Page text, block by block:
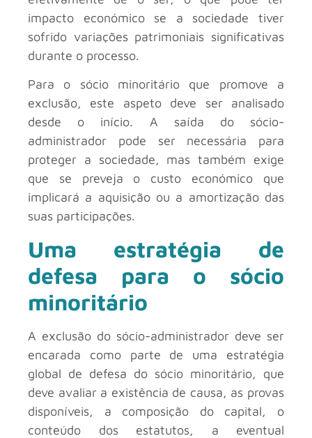
impacto económico se a sociedade tiver
sofrido variações patrimoniais significativas
durante o processo.
Para o sócio minoritário que promove a
exclusão, este aspeto deve ser analisado
desde o início. A saída do sócio-
administrador pode ser necessária para
proteger a sociedade, mas também exige
que se preveja o custo económico que
implicará a aquisição ou a amortização das
suas participações.
Uma estratégia de
defesa para o sócio
minoritário
A exclusão do sócio-administrador deve ser
encarada como parte de uma estratégia
global de defesa do sócio minoritário, que
deve avaliar a existência de causa, as provas
disponíveis, a composição do capital, o
conteúdo dos estatutos, a eventual